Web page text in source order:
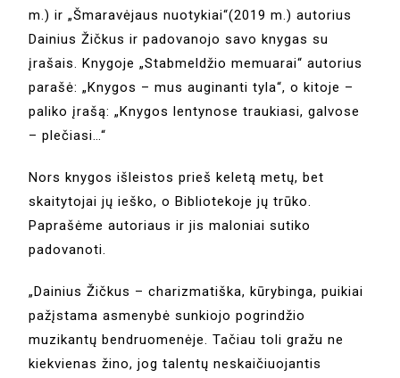
m.) ir „Šmaravėjaus nuotykiai“(2019 m.) autorius
Dainius Žičkus ir padovanojo savo knygas su
įrašais. Knygoje „Stabmeldžio memuarai“ autorius
parašė: „Knygos – mus auginanti tyla“, o kitoje –
paliko įrašą: „Knygos lentynose traukiasi, galvose
– plečiasi…“
Nors knygos išleistos prieš keletą metų, bet
skaitytojai jų ieško, o Bibliotekoje jų trūko.
Paprašėme autoriaus ir jis maloniai sutiko
padovanoti.
„Dainius Žičkus – charizmatiška, kūrybinga, puikiai
pažįstama asmenybė sunkiojo pogrindžio
muzikantų bendruomenėje. Tačiau toli gražu ne
kiekvienas žino, jog talentų neskaičiuojantis